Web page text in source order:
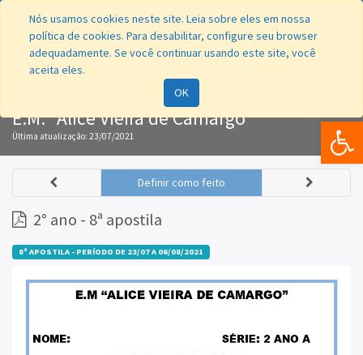
Nós usamos cookies neste site. Leia sobre eles em nossa
política de cookies. Para desabilitar, configure seu browser
adequadamente. Se você continuar usando este site, você
aceita eles.
OK
Navegação
E.M. "Alice Vieira de Camargo"
Última atualização: 23/07/2021
2° ano - 8ª apostila
Definir como feito
8ª APOSTILA - PERÍODO DE 23/07 A 06/08/2021